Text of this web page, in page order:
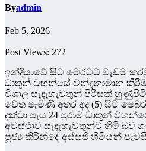
Byadmin
Feb 5, 2026
Post Views: 272
ඉන්දියාවේ සිට මෙරටට වැඩම
ධාතූන් වහන්සේ වන්දනාමාන කිරීම
විශාල සැදැහැවතුන් පිරිසක්
වෙත පැමිණි අතර අද (5) සිට
දක්වා පැය 24 පුරාම ධාතූන්
අවස්ථාව සැදැහැවතුන්ට හිමි බව
පූජ්‍ය කිරින්දේ අස්සජි හිමියන්